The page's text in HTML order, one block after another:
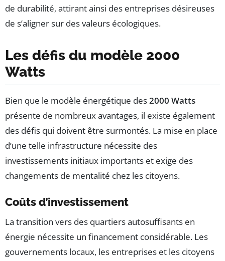
de durabilité, attirant ainsi des entreprises désireuses
de s’aligner sur des valeurs écologiques.
Les défis du modèle 2000
Watts
Bien que le modèle énergétique des2000 Watts
présente de nombreux avantages, il existe également
des défis qui doivent être surmontés. La mise en place
d’une telle infrastructure nécessite des
investissements initiaux importants et exige des
changements de mentalité chez les citoyens.
Coûts d’investissement
La transition vers des quartiers autosuffisants en
énergie nécessite un financement considérable. Les
gouvernements locaux, les entreprises et les citoyens